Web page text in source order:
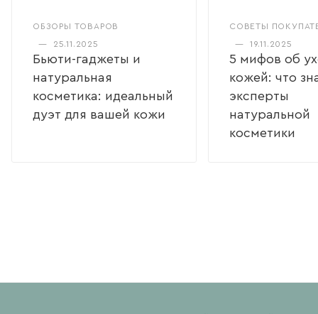
ОБЗОРЫ ТОВАРОВ
— 25.11.2025
Бьюти-гаджеты и
натуральная
косметика: идеальный
дуэт для вашей кожи
СОВЕТЫ
— 19.11.2025
5 мифов об
кожей: что
эксперты
натуральной
косметики